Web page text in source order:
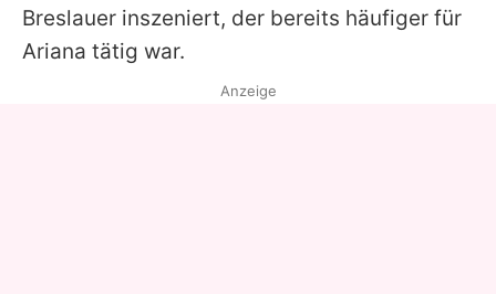
Breslauer inszeniert, der bereits häufiger für
Ariana tätig war.
Anzeige